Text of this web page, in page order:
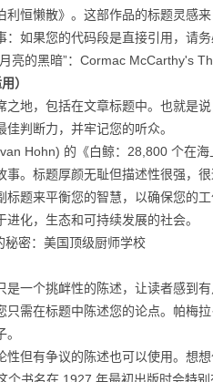
利恒懒散》。这部作品的标题灵感
：如果您的代码段是直接引用，请
的黑暗”：Cormac McCarthy's
）
地，包括在文章标题中。 也就是
佳判断力，并牢记您的听众。
Hohn) 的《白鲸：28,800 个在海
事。标题厚颜无耻但描述性很强，
来平衡您的智慧，以确保您的工
化，生态和可持续发展的社会。
密：美国顶级厨师学校
个挑衅性的陈述，让读者感到有
只需在标题中陈述您的论点。帕梅
有争议的陈述也可以使用。想想